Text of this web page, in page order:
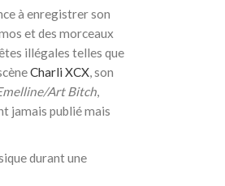
à enregistrer son
et des morceaux
illégales telles que
Charli XCX, son
Art Bitch,
jamais publié mais
durant une